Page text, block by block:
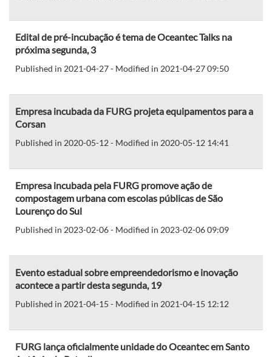
Edital de pré-incubação é tema de Oceantec Talks na
próxima segunda, 3
Published in 2021-04-27 - Modified in 2021-04-27 09:50
Empresa incubada da FURG projeta equipamentos para a
Corsan
Published in 2020-05-12 - Modified in 2020-05-12 14:41
Empresa incubada pela FURG promove ação de
compostagem urbana com escolas públicas de São
Lourenço do Sul
Published in 2023-02-06 - Modified in 2023-02-06 09:09
Evento estadual sobre empreendedorismo e inovação
acontece a partir desta segunda, 19
Published in 2021-04-15 - Modified in 2021-04-15 12:12
FURG lança oficialmente unidade do Oceantec em Santo